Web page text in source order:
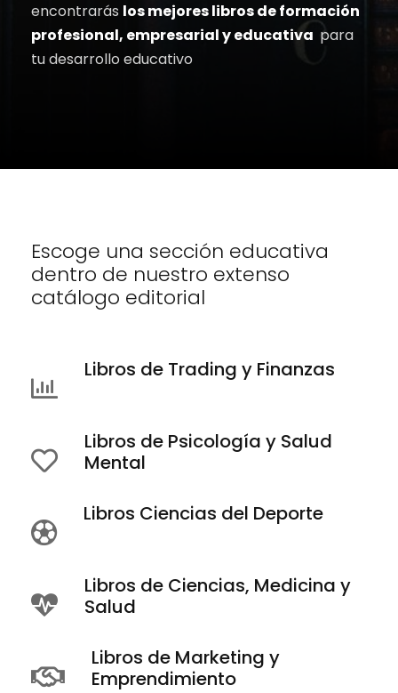
encontrarás los mejores libros de formación
profesional, empresarial y educativa para
tu desarrollo educativo
Escoge una sección educativa
dentro de nuestro extenso
catálogo editorial
Libros de Trading y Finanzas
Libros de Psicología y Salud
Mental
Libros Ciencias del Deporte
Libros de Ciencias, Medicina y
Salud
Libros de Marketing y
Emprendimiento